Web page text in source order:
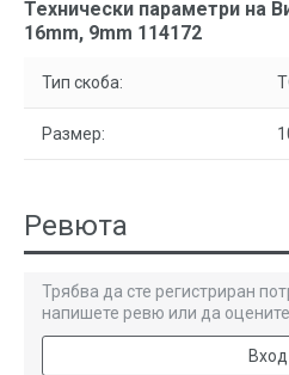
Технически параметри на
16mm, 9mm 114172
Тип скоба:
Размер:
Ревюта
Трябва да сте регистриран
напишете ревю или да оцените
Вход